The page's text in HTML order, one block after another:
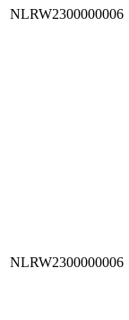
NLRW2300000006
NLRW2300000006